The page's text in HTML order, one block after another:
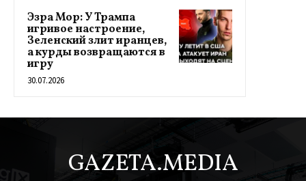
Эзра Мор: У Трампа
игривое настроение,
Зеленский злит иранцев,
а курды возвращаются в
игру
30.07.2026
GAZETA.MEDIA